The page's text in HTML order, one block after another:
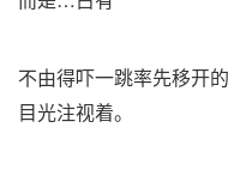
不由得吓一跳率先移开
目光注视着。